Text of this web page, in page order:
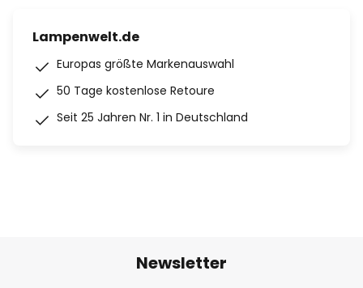
Lampenwelt.de
Europas größte Markenauswahl
50 Tage kostenlose Retoure
Seit 25 Jahren Nr. 1 in Deutschland
Newsletter